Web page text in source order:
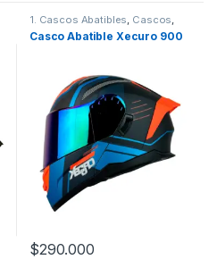
variantes. Las opciones se
1. Cascos Abatibles, Cascos,
Xecuro
Casco Abatible Xecuro 900
$290.000
Este producto tiene múltiples